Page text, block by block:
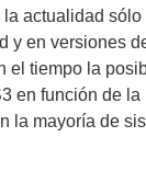
actualidad sólo
y en versiones
el tiempo la
en función de la
la mayoría de